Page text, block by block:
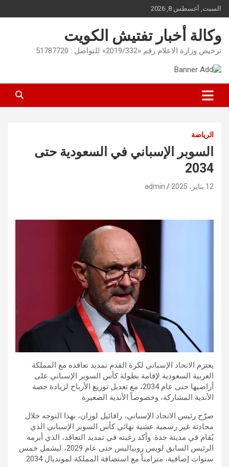
Skip
to
content
السبت, أغسطس 8, 2026
وكالة أخبار تفتيش الكويت
ترخيص وزارة الاعلام رقم «2019/332» للتواصل : 51787720
الرياضة
السوبر الإسباني في السعودية حتى
2034
12 يناير، 2025 admin
يعتزم الاتحاد الإسباني لكرة القدم تمديد تعاقده مع المملكة
العربية السعودية لإقامة بطولة كأس السوبر الإسباني على
أراضيها حتى عام 2034، مع تعديل توزيع الأرباح لزيادة حصة
الأندية المشاركة، وخصوصاً الأندية الصغيرة.
صرّح رئيس الاتحاد الإسباني، رافائيل لوزان، بهذا التوجه خلال
محادثة غير رسمية عشية نهائي كأس السوبر الإسباني الذي
يُقام في مدينة جدة. وأكد رغبته في تمديد التعاقد، الذي أبرمه
الرئيس السابق لويس روبياليس حتى عام 2029، ليشمل خمس
سنوات إضافية، متزامناً مع استضافة المملكة لمونديال 2034.